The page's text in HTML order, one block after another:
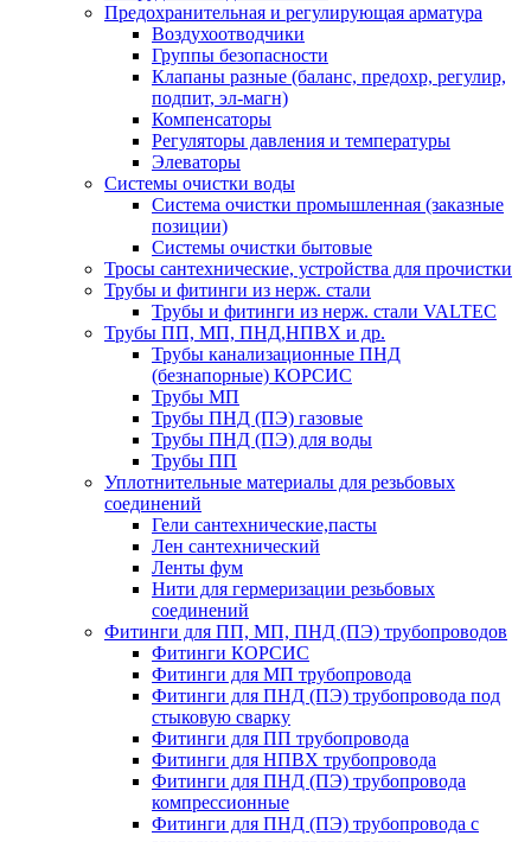
Предохранительная и регулирующая арматура
Воздухоотводчики
Группы безопасности
Клапаны разные (баланс, предохр, регулир,
подпит, эл-магн)
Компенсаторы
Регуляторы давления и температуры
Элеваторы
Системы очистки воды
Система очистки промышленная (заказные
позиции)
Системы очистки бытовые
Тросы сантехнические, устройства для прочистки
Трубы и фитинги из нерж. стали
Трубы и фитинги из нерж. стали VALTEC
Трубы ПП, МП, ПНД,НПВХ и др.
Трубы канализационные ПНД
(безнапорные) КОРСИС
Трубы МП
Трубы ПНД (ПЭ) газовые
Трубы ПНД (ПЭ) для воды
Трубы ПП
Уплотнительные материалы для резьбовых
соединений
Гели сантехнические,пасты
Лен сантехнический
Ленты фум
Нити для гермеризации резьбовых
соединений
Фитинги для ПП, МП, ПНД (ПЭ) трубопроводов
Фитинги КОРСИС
Фитинги для МП трубопровода
Фитинги для ПНД (ПЭ) трубопровода под
стыковую сварку
Фитинги для ПП трубопровода
Фитинги для НПВХ трубопровода
Фитинги для ПНД (ПЭ) трубопровода
компрессионные
Фитинги для ПНД (ПЭ) трубопровода с